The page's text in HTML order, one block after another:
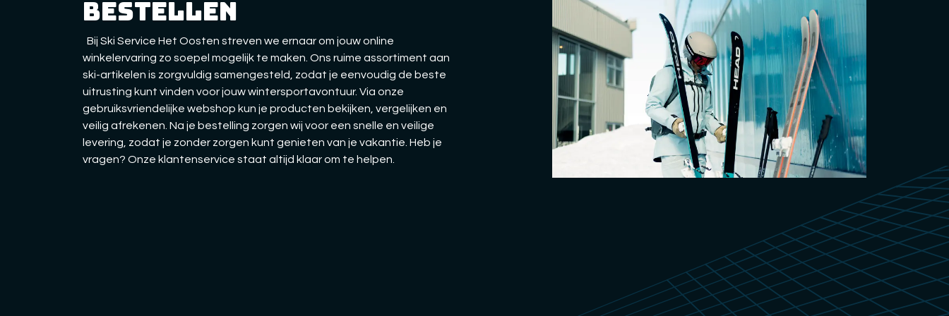
bestellen
Bij Ski Service Het Oosten streven we ernaar om jouw online
winkelervaring zo soepel mogelijk te maken. Ons ruime assortiment aan
ski-artikelen is zorgvuldig samengesteld, zodat je eenvoudig de beste
uitrusting kunt vinden voor jouw wintersportavontuur. Via onze
gebruiksvriendelijke webshop kun je producten bekijken, vergelijken en
veilig afrekenen. Na je bestelling zorgen wij voor een snelle en veilige
levering, zodat je zonder zorgen kunt genieten van je vakantie. Heb je
vragen? Onze klantenservice staat altijd klaar om te helpen.